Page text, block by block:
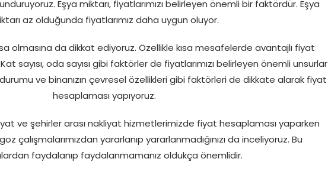
Eşya miktarı, fiyatlarımızı belirleyen önemli bir faktördür. Eşya
az olduğunda fiyatlarımız daha uygun oluyor.
olmasına da dikkat ediyoruz. Özellikle kısa mesafelerde avantajlı fiyat
sayısı, oda sayısı gibi faktörler de fiyatlarımızı belirleyen önemli unsurlar
durumu ve binanızın çevresel özellikleri gibi faktörleri de dikkate alarak fiyat
hesaplaması yapıyoruz.
ve şehirler arası nakliyat hizmetlerimizde fiyat hesaplaması yaparken
çalışmalarımızdan yararlanıp yararlanmadığınızı da inceliyoruz. Bu
faydalanıp faydalanmamanız oldukça önemlidir.